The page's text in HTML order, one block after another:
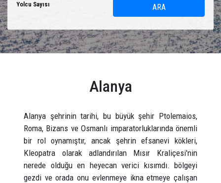
Yolcu Sayısı ARA
Alanya
Alanya şehrinin tarihi, bu büyük şehir Ptolemaios,
Roma, Bizans ve Osmanlı imparatorluklarında önemli
bir rol oynamıştır, ancak şehrin efsanevi kökleri,
Kleopatra olarak adlandırılan Mısır Kraliçesi'nin
nerede olduğu en heyecan verici kısımdı. bölgeyi
gezdi ve orada onu evlenmeye ikna etmeye çalışan